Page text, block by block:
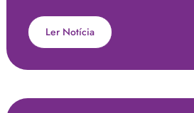
Ler Notícia